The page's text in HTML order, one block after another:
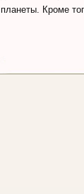
планеты. Кроме